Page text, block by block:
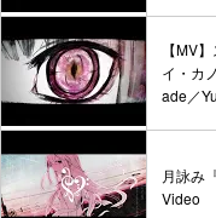
【MV
イ・カ
ade／
月詠み
Video